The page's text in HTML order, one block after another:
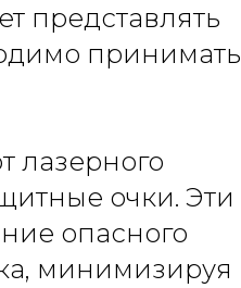
представлять
принимать
лазерного
очки. Эти
опасного
минимизируя